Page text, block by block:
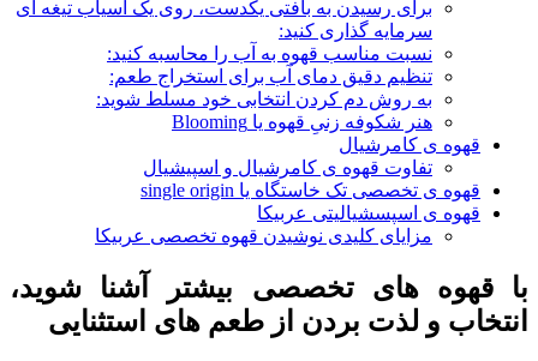
برای رسیدن به بافتی یکدست، روی یک آسیاب تیغه ای
سرمایه گذاری کنید:
نسبت مناسب قهوه به آب را محاسبه کنید:
تنظیم دقیق دمای آب برای استخراج طعم:
به روش دم کردن انتخابی خود مسلط شوید:
هنر شکوفه زنیِ قهوه یا Blooming
قهوه ی کامرشیال
تفاوت قهوه ی کامرشیال و اسپیشیال
قهوه ی تخصصی تک خاستگاه یا single origin
قهوه ی اسپسشیالیتی عربیکا
مزایای کلیدی نوشیدن قهوه تخصصی عربیکا
با قهوه های تخصصی بیشتر آشنا شوید،
انتخاب و لذت بردن از طعم های استثنایی